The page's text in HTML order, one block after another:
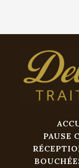
PAUSE